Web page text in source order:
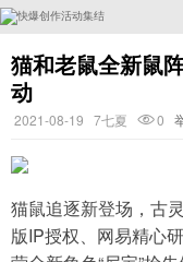
猫和老鼠全新鼠
动
2021-08-19 7七夏 0
猫鼠追逐新登场，古
版IP授权、网易精心